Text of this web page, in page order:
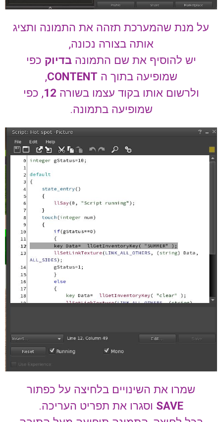
על מנת שהמערכת תזהה את התמונה ותציג
אותה בצורה נכונה,
יש להוסיף את שם התמונהבדיוק כפי
שמופיעה בתוך ה CONTENT
,
ולרשום אותו בקוד עצמו בשורה 12, כפי
שמופיעה בתמונה.
שמרו את השינויים בלחיצה על כפתור
SAVE וסגרו את תפריט העריכה.